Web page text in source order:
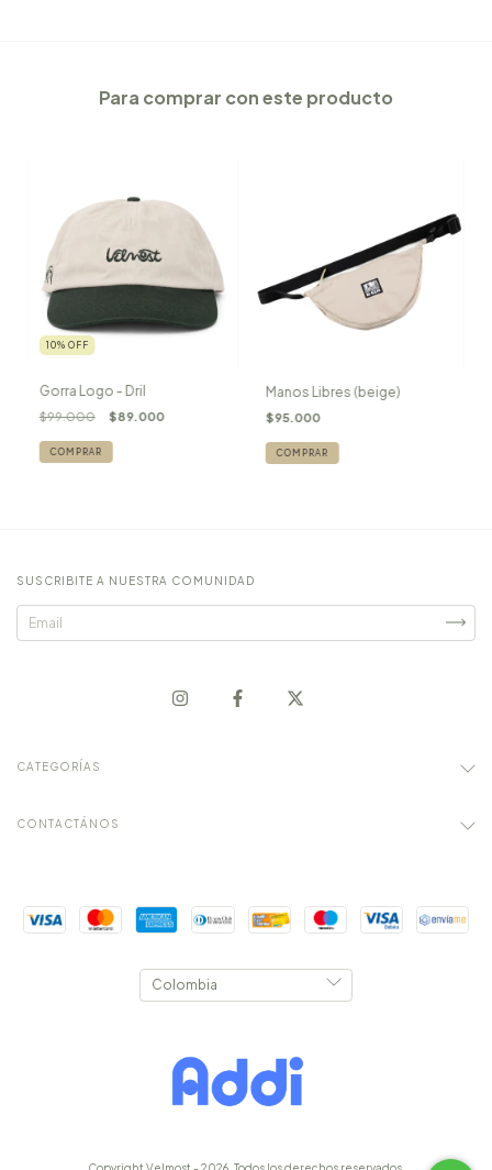
Para comprar con este producto
10% OFF
Gorra Logo - Dril
$99.000 $89.000
Manos Libres (beige)
$95.000
SUSCRIBITE A NUESTRA COMUNIDAD
CATEGORÍAS
CONTACTÁNOS